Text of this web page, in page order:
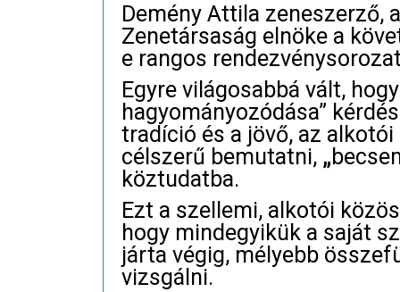
Demény Attila zeneszerző,
Zenetársaság elnöke a
e rangos
Egyre világosabbá vált,
hagyományozódása”
tradíció és a jövő, az
célszerű bemutatni, „
köztudatba.
Ezt a szellemi, alkotói
hogy mindegyikük a saját
járta végig, mélyebb
vizsgálni.